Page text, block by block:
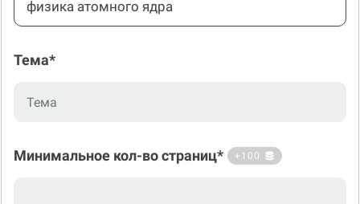
Тема*
Минимальное кол-во страниц* +100